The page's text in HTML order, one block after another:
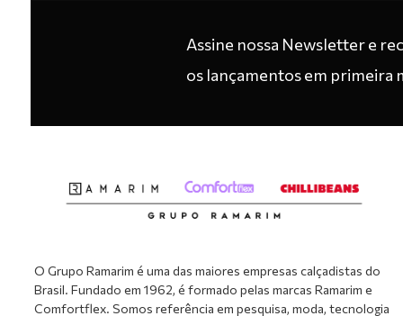
Assine nossa Newsletter e
os lançamentos em primeira
O Grupo Ramarim é uma das maiores empresas calçadistas do
Brasil. Fundado em 1962, é formado pelas marcas Ramarim e
Comfortflex. Somos referência em pesquisa, moda, tecnologia